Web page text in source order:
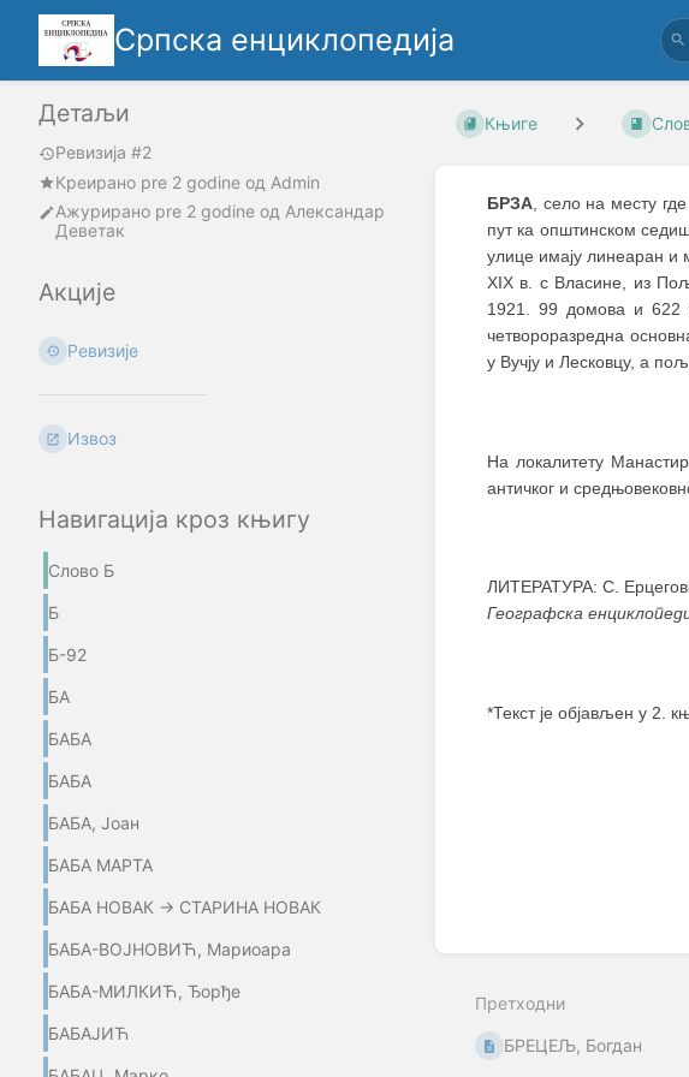
Српска енциклопедија
Детаљи
Ревизија #2
Креирано pre 2 godine oд Admin
Ажурирано pre 2 godine од Александар
Деветак
Акције
Ревизије
Извоз
Навигација кроз књигу
Слово Б
Б
Б-92
БА
БАБА
БАБА
БАБА, Јоан
БАБА МАРТА
БАБА НОВАК → СТАРИНА НОВАК
БАБА-ВОЈНОВИЋ, Мариоара
БАБА-МИЛКИЋ, Ђорђе
БАБАЈИЋ
Књиге
БРЗА, село на месту
пут ка општинском
улице имају линеаран
XIX в. с Власине, из
1921. 99 домова и 622
четвороразредна
у Вучју и Лесковцу, а
На локалитету
античког и
ЛИТЕРАТУРА: С.
Географска
*Текст је објављен у 2.
Претходни
БРЕЦЕЉ, Богдан